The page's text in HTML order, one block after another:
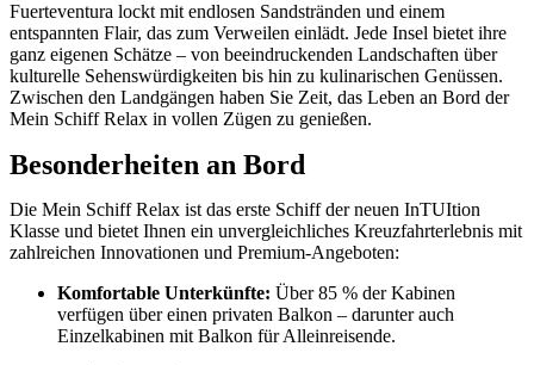
Fuerteventura lockt mit endlosen Sandstränden und einem
entspannten Flair, das zum Verweilen einlädt. Jede Insel bietet ihre
ganz eigenen Schätze – von beeindruckenden Landschaften über
kulturelle Sehenswürdigkeiten bis hin zu kulinarischen Genüssen.
Zwischen den Landgängen haben Sie Zeit, das Leben an Bord der
Mein Schiff Relax in vollen Zügen zu genießen.
Besonderheiten an Bord
Die Mein Schiff Relax ist das erste Schiff der neuen InTUItion
Klasse und bietet Ihnen ein unvergleichliches Kreuzfahrterlebnis mit
zahlreichen Innovationen und Premium-Angeboten:
Komfortable Unterkünfte: Über 85 % der Kabinen
verfügen über einen privaten Balkon – darunter auch
Einzelkabinen mit Balkon für Alleinreisende.